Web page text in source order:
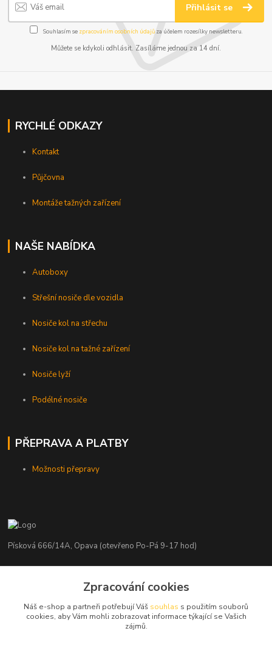
Přihlásit se
Souhlasím se zpracováním osobních údajůza účelem rozesílky newsletteru.
Můžete se kdykoli odhlásit. Zasíláme jednou za 14 dní.
RYCHLÉ ODKAZY
Kontakt
Půjčovna
Montáže tažných zařízení
NAŠE NABÍDKA
Autoboxy
Střešní nosiče dle vozidla
Nosiče kol na střechu
Nosiče kol na tažné zařízení
Nosiče lyží
Podélné nosiče
PŘEPRAVA A PLATBY
Možnosti přepravy
Písková 666/14A, Opava (otevřeno Po-Pá 9-17 hod)
+420 776 839 986
info@nosice.com
Zpracování cookies
Náš e-shop a partneři potřebují Váš souhlas s použitím souborů
cookies, aby Vám mohli zobrazovat informace týkající se Vašich
zájmů.